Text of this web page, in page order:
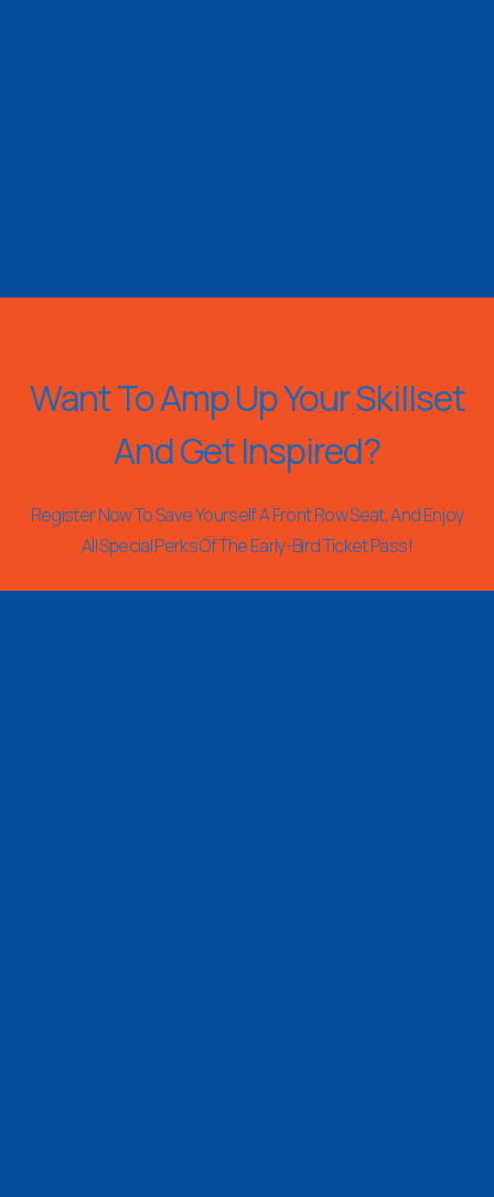
Want To Amp Up Your Skillset
And Get Inspired?
Register Now To Save Yourself A Front Row Seat, And Enjoy
All Special Perks Of The Early-Bird Ticket Pass!